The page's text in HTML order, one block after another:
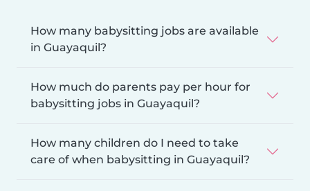
How many babysitting jobs are available
in Guayaquil?
How much do parents pay per hour for
babysitting jobs in Guayaquil?
How many children do I need to take
care of when babysitting in Guayaquil?